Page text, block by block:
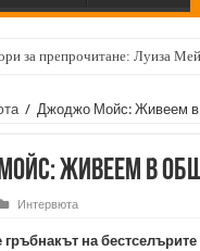
за препрочитане: Луиза
/ Джоджо Мойс: Живеем в
Живеем в
Интервюта
гръбнакът на